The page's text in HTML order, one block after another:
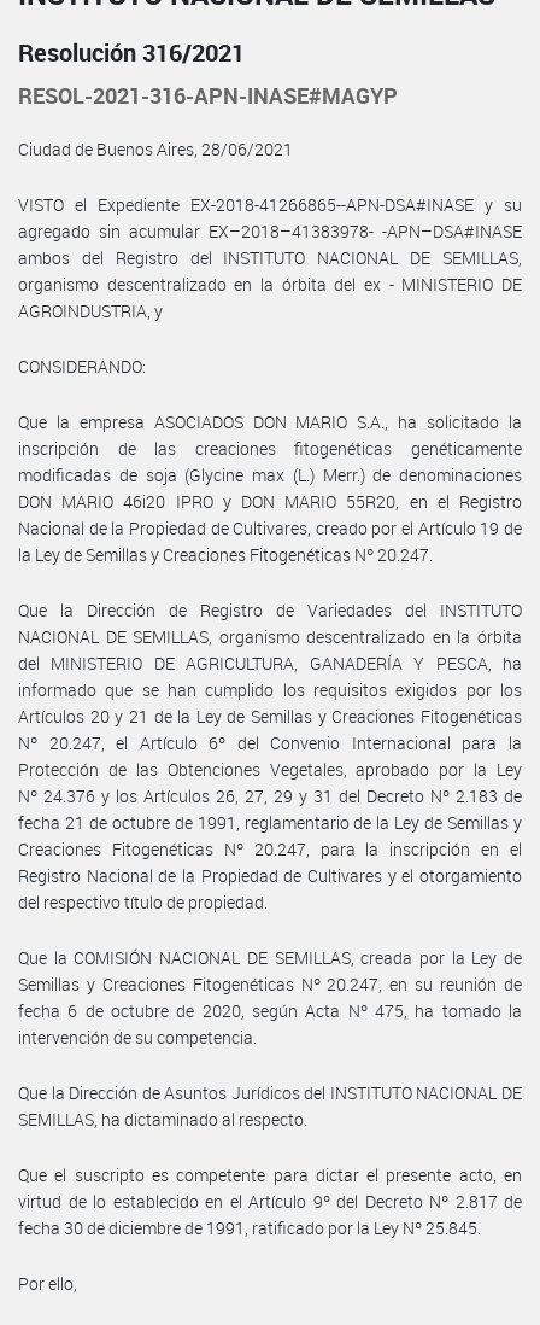
Resolución 316/2021
RESOL-2021-316-APN-INASE#MAGYP
Ciudad de Buenos Aires, 28/06/2021
VISTO el Expediente EX-2018-41266865--APN-DSA#INASE y su
agregado sin acumular EX–2018–41383978- -APN–DSA#INASE
ambos del Registro del INSTITUTO NACIONAL DE SEMILLAS,
organismo descentralizado en la órbita del ex - MINISTERIO DE
AGROINDUSTRIA, y
CONSIDERANDO:
Que la empresa ASOCIADOS DON MARIO S.A., ha solicitado la
inscripción de las creaciones fitogenéticas genéticamente
modificadas de soja (Glycine max (L.) Merr.) de denominaciones
DON MARIO 46i20 IPRO y DON MARIO 55R20, en el Registro
Nacional de la Propiedad de Cultivares, creado por el Artículo 19 de
la Ley de Semillas y Creaciones Fitogenéticas Nº 20.247.
Que la Dirección de Registro de Variedades del INSTITUTO
NACIONAL DE SEMILLAS, organismo descentralizado en la órbita
del MINISTERIO DE AGRICULTURA, GANADERÍA Y PESCA, ha
informado que se han cumplido los requisitos exigidos por los
Artículos 20 y 21 de la Ley de Semillas y Creaciones Fitogenéticas
Nº 20.247, el Artículo 6º del Convenio Internacional para la
Protección de las Obtenciones Vegetales, aprobado por la Ley
Nº 24.376 y los Artículos 26, 27, 29 y 31 del Decreto Nº 2.183 de
fecha 21 de octubre de 1991, reglamentario de la Ley de Semillas y
Creaciones Fitogenéticas Nº 20.247, para la inscripción en el
Registro Nacional de la Propiedad de Cultivares y el otorgamiento
del respectivo título de propiedad.
Que la COMISIÓN NACIONAL DE SEMILLAS, creada por la Ley de
Semillas y Creaciones Fitogenéticas Nº 20.247, en su reunión de
fecha 6 de octubre de 2020, según Acta Nº 475, ha tomado la
intervención de su competencia.
Que la Dirección de Asuntos Jurídicos del INSTITUTO NACIONAL DE
SEMILLAS, ha dictaminado al respecto.
Que el suscripto es competente para dictar el presente acto, en
virtud de lo establecido en el Artículo 9º del Decreto Nº 2.817 de
fecha 30 de diciembre de 1991, ratificado por la Ley Nº 25.845.
Por ello,